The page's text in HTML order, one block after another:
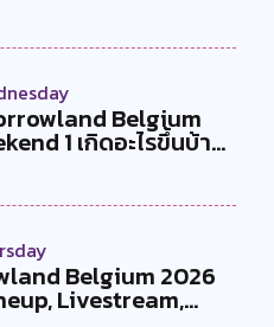
Belgium
1 เกิดอะไรขึ้นบ้าง
Belgium 2026
Livestream,